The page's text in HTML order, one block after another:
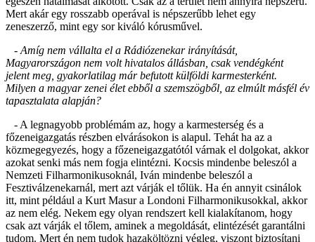
Mert akár egy rosszabb operával is népszerűbb lehet egy
zeneszerző, mint egy sor kiváló kórusművel.
- Amíg nem vállalta el a Rádiózenekar irányítását,
Magyarországon nem volt hivatalos állásban, csak vendégként
jelent meg, gyakorlatilag már befutott külföldi karmesterként.
Milyen a magyar zenei élet ebből a szemszögből, az elmúlt másfél év
tapasztalata alapján?
- A legnagyobb problémám az, hogy a karmesterség és a
főzeneigazgatás részben elvárásokon is alapul. Tehát ha az a
közmegegyezés, hogy a főzeneigazgatótól várnak el dolgokat, akkor
azokat senki más nem fogja elintézni. Kocsis mindenbe beleszól a
Nemzeti Filharmonikusoknál, Iván mindenbe beleszól a
Fesztiválzenekarnál, mert azt várják el tőlük. Ha én annyit csinálok
itt, mint például a Kurt Masur a Londoni Filharmonikusokkal, akkor
az nem elég. Nekem egy olyan rendszert kell kialakítanom, hogy
csak azt várják el tőlem, aminek a megoldását, elintézését garantálni
tudom. Mert én nem tudok hazaköltözni végleg, viszont biztosítani